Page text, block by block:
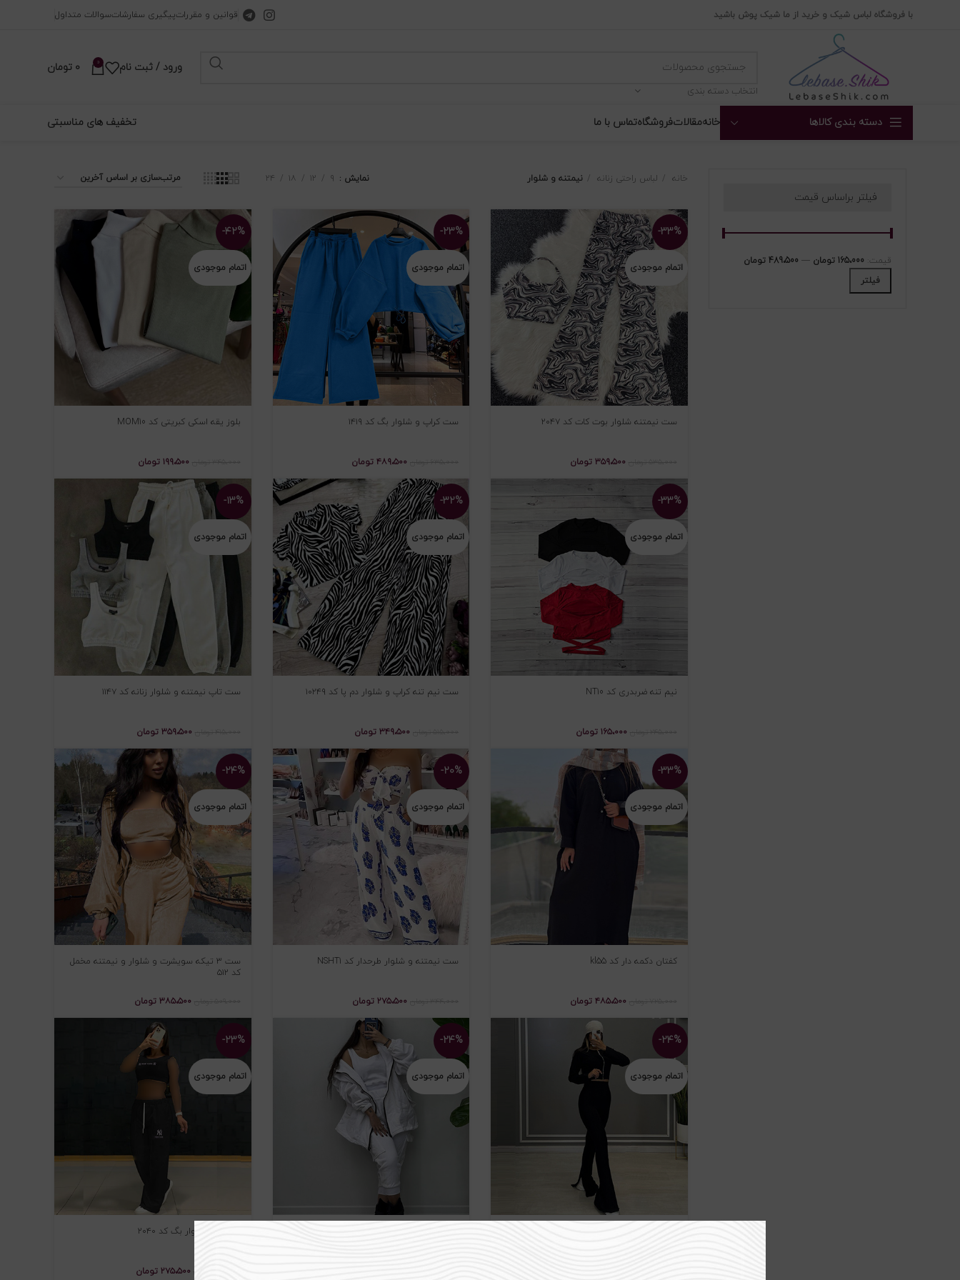
با فروشگاه لباس شیک و خرید از ما شیک پوش باشید قوانین و مقرراتپیگیری سفارشاتسوالات متداول
انتخاب دسته بندی
ورود / ثبت نام 0
0 تومان
دسته بندی کالاها خانهمقالاتفروشگاهتماس با ما تخفیف های مناسبتی
فیلتر براساس قیمت
فیلتر
قیمت: 165،000 تومان — 489،500 تومان
خانه لباس راحتی زنانه نیمتنه و شلوار نمایش ۹ ۱۲ ۱۸ ۲۴
-۳۳%
اتمام موجودی
ست نیمتنه شلوار بوت کات کد ۲۰۴۷
۳۵۹،۵۰۰ تومان
-۲۳%
اتمام موجودی
ست کراپ و شلوار بگ کد ۱۴۱۹
۴۸۹،۵۰۰ تومان
-۴۲%
اتمام موجودی
بلوز یقه اسکی کبریتی کد MOM10
۱۹۹،۵۰۰ تومان
-۳۳%
اتمام موجودی
نیم تنه ضربدری کد NT10
۱۶۵،۰۰۰ تومان
-۳۲%
اتمام موجودی
ست نیم تنه کراپ و شلوار دم پا کد ۱۰۲۴۹
۳۴۹،۵۰۰ تومان
-۱۳%
اتمام موجودی
ست تاپ نیمتنه و شلوار زنانه کد ۱۱۴۷
۳۵۹،۵۰۰ تومان
-۳۳%
اتمام موجودی
کفتان دکمه دار کد kl55
۴۸۵،۵۰۰ تومان
-۲۰%
اتمام موجودی
ست نیمتنه و شلوار طرحدار کد NSHT1
۲۷۵،۵۰۰ تومان
-۲۴%
اتمام موجودی
ست ۳ تیکه سویشرت و شلوار و نیمتنه مخمل
کد ۵۱۲
۳۸۵،۵۰۰ تومان
-۲۴%
اتمام موجودی
-۲۴%
اتمام موجودی
-۲۳%
اتمام موجودی
نیمتنه و شلوار بگ کد ۲۰۴۰
۲۷۵،۵۰۰ تومان